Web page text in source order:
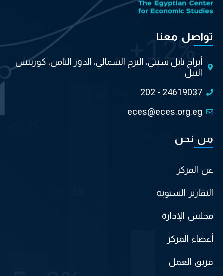
تواصل معنا
أبراج نايل سيتي، البرج الشمالي، الدور الثامن، كورنيش
النيل
202 - 24619037
eces@eces.org.eg
من نحن
عن المركز
التقارير السنوية
مجلس الإدارة
أعضاء المركز
فريق العمل